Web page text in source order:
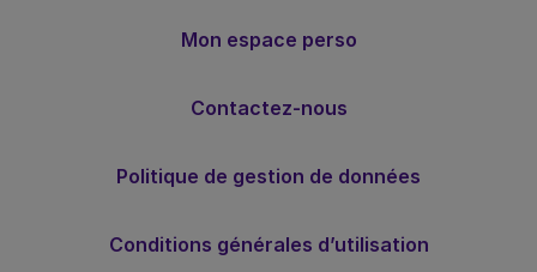
Mon espace perso
Contactez-nous
Politique de gestion de données
Conditions générales d’utilisation